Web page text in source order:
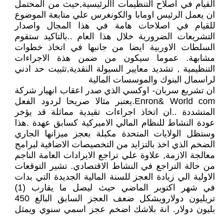
القيام في اصلاح التنظيمات االرئيسية,حيث من المحتمل
ان يعمل الرئيس اومابا والكونغرس علي متابعة الموضوع
للقيام في اصلاحات هامة في هذا المجال واصدار
التشريعات الضرورية خلال هذا العام ..بالتاكيد ستقوم
السلطات الاوربية ايضا من جانبها في اتخاذ خطوات
مشابهة. عموما سيكون من ضمن هذة الاجراءات
التنظيمية , تشديد معايير السيولة النقدية,تثبيت حد ادني
لراسمال البنوك والموسسات المالية
ان تشريع سربان- اوكسي الذي صدر اعقاب انهيار شركة
Enron& World com.يعتبر مثالا صريحا لردود الفعل
المتشددة ..ان اتخاذ اجراءات تقيدية مماثلة قد يؤخر
عودة النشاط للنظام المالي الاميركية كسابق عهدة .هذا
وستظل الولايات المتحدة مكبلة بعجز ميزانها الجاري
الضخم الذي اخذ بالتزايد من التخصيصات الاضافية لبرامج
معالجة الازمة, علاوة علي تراجع الايرادات العامة الناجم
من حالة التراجع في النشاط الاقتصادي. تشير التوقعات
الاولية الي زيادة العجز للسنة المالية الجديدة التي بدات
في شهر اكتوبر الماضي حيث ليصل ما يقارب (1)
تريليون دولارويشكل ضعف العجز السابق البالغ 450
بليون دولار. انة بلاشك اضخم عجز اسمي سنوي ويمثل